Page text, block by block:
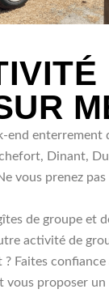
end enterrement
Dinant,
vous prenez pas
de groupe et
activité de
? Faites
vous proposer un